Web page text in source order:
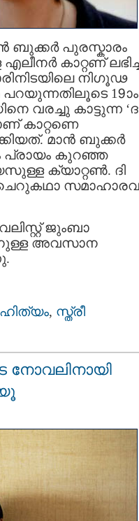
ബുക്കര്‍ പുരസ്കാരം
കാറ്റണ്
നിഗൂഢ
19ാം
വരച്ചു കാട്ടുന്ന ‘ദ
കാറ്റണെ
മാന്‍ ബുക്കര്‍
പ്രായം കുറഞ്ഞ
ക്യാറ്റൺ. ദി
ജുംബാ
അവസാന
, സ്ത്രീ
നോവലിനായി